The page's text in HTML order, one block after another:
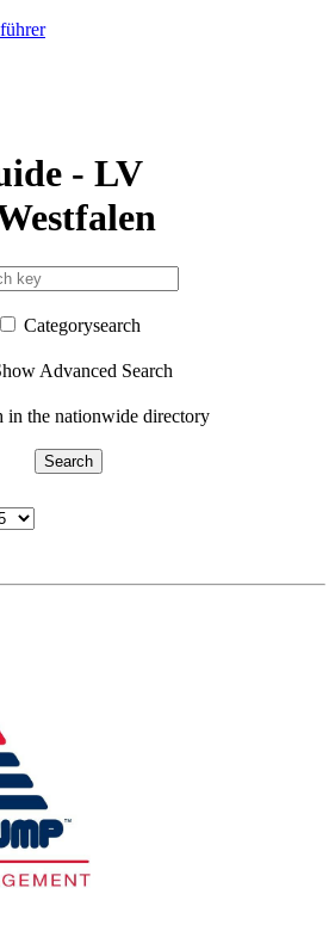
- LV
Categorysearch
Advanced Search
in the nationwide directory
Search